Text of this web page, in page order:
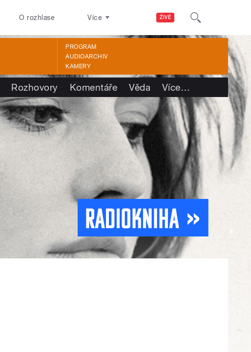
ŽIVĚ
O rozhlase Více
PROGRAM
AUDIOARCHIV
KAMERY
Rozhovory Komentáře Věda Více…